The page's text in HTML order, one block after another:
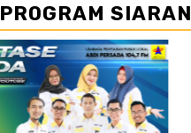
PROGRAM SIARAN
//2